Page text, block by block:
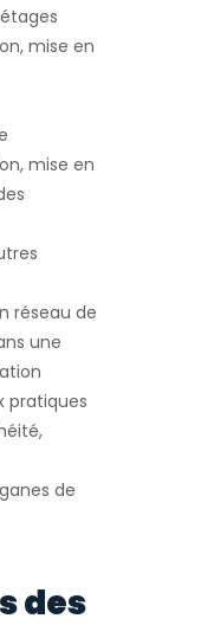
mise en
mise en
réseau de
une
pratiques
de
des